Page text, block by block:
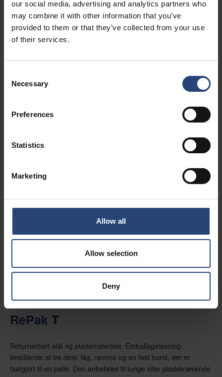
our social media, advertising and analytics partners who
may combine it with other information that you’ve
provided to them or that they’ve collected from your use
of their services.
Selection
Necessary
Preferences
Statistics
Marketing
Allow all
Allow selection
Deny
RePak P
Holdbart og fleksibelt palleramme system med fire eller seks
med forskellige muligheder.
RePak T
Returnerbart stål og plademateriale. Emballageløsning
bestående af tre dele: låg, ramme og en fast bund, der er
fastgjort til en palle. Den anbefales til tunge eller pladskrævende